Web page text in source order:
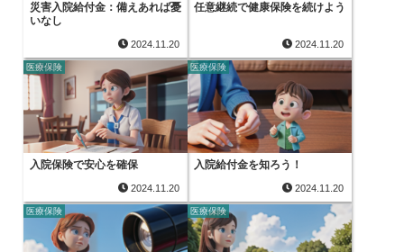
災害入院給付金：備えあれば憂
いなし
2024.11.20
任意継続で健康保険を続けよう
2024.11.20
医療保険
入院保険で安心を確保
2024.11.20
医療保険
入院給付金を知ろう！
2024.11.20
医療保険 医療保険